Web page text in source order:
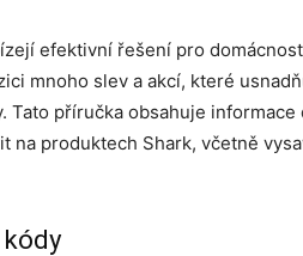
efektivní řešení pro
mnoho slev a akcí, které
Tato příručka obsahuje informace
na produktech Shark, včetně